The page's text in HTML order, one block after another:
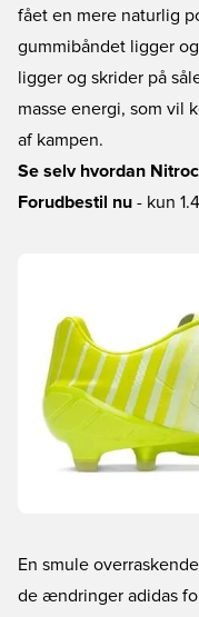
fået en mere naturlig
gummibåndet ligger
ligger og skrider på
masse energi, som vil
af kampen.
Se selv hvordan
Forudbestil nu - kun
En smule
de ændringer adidas